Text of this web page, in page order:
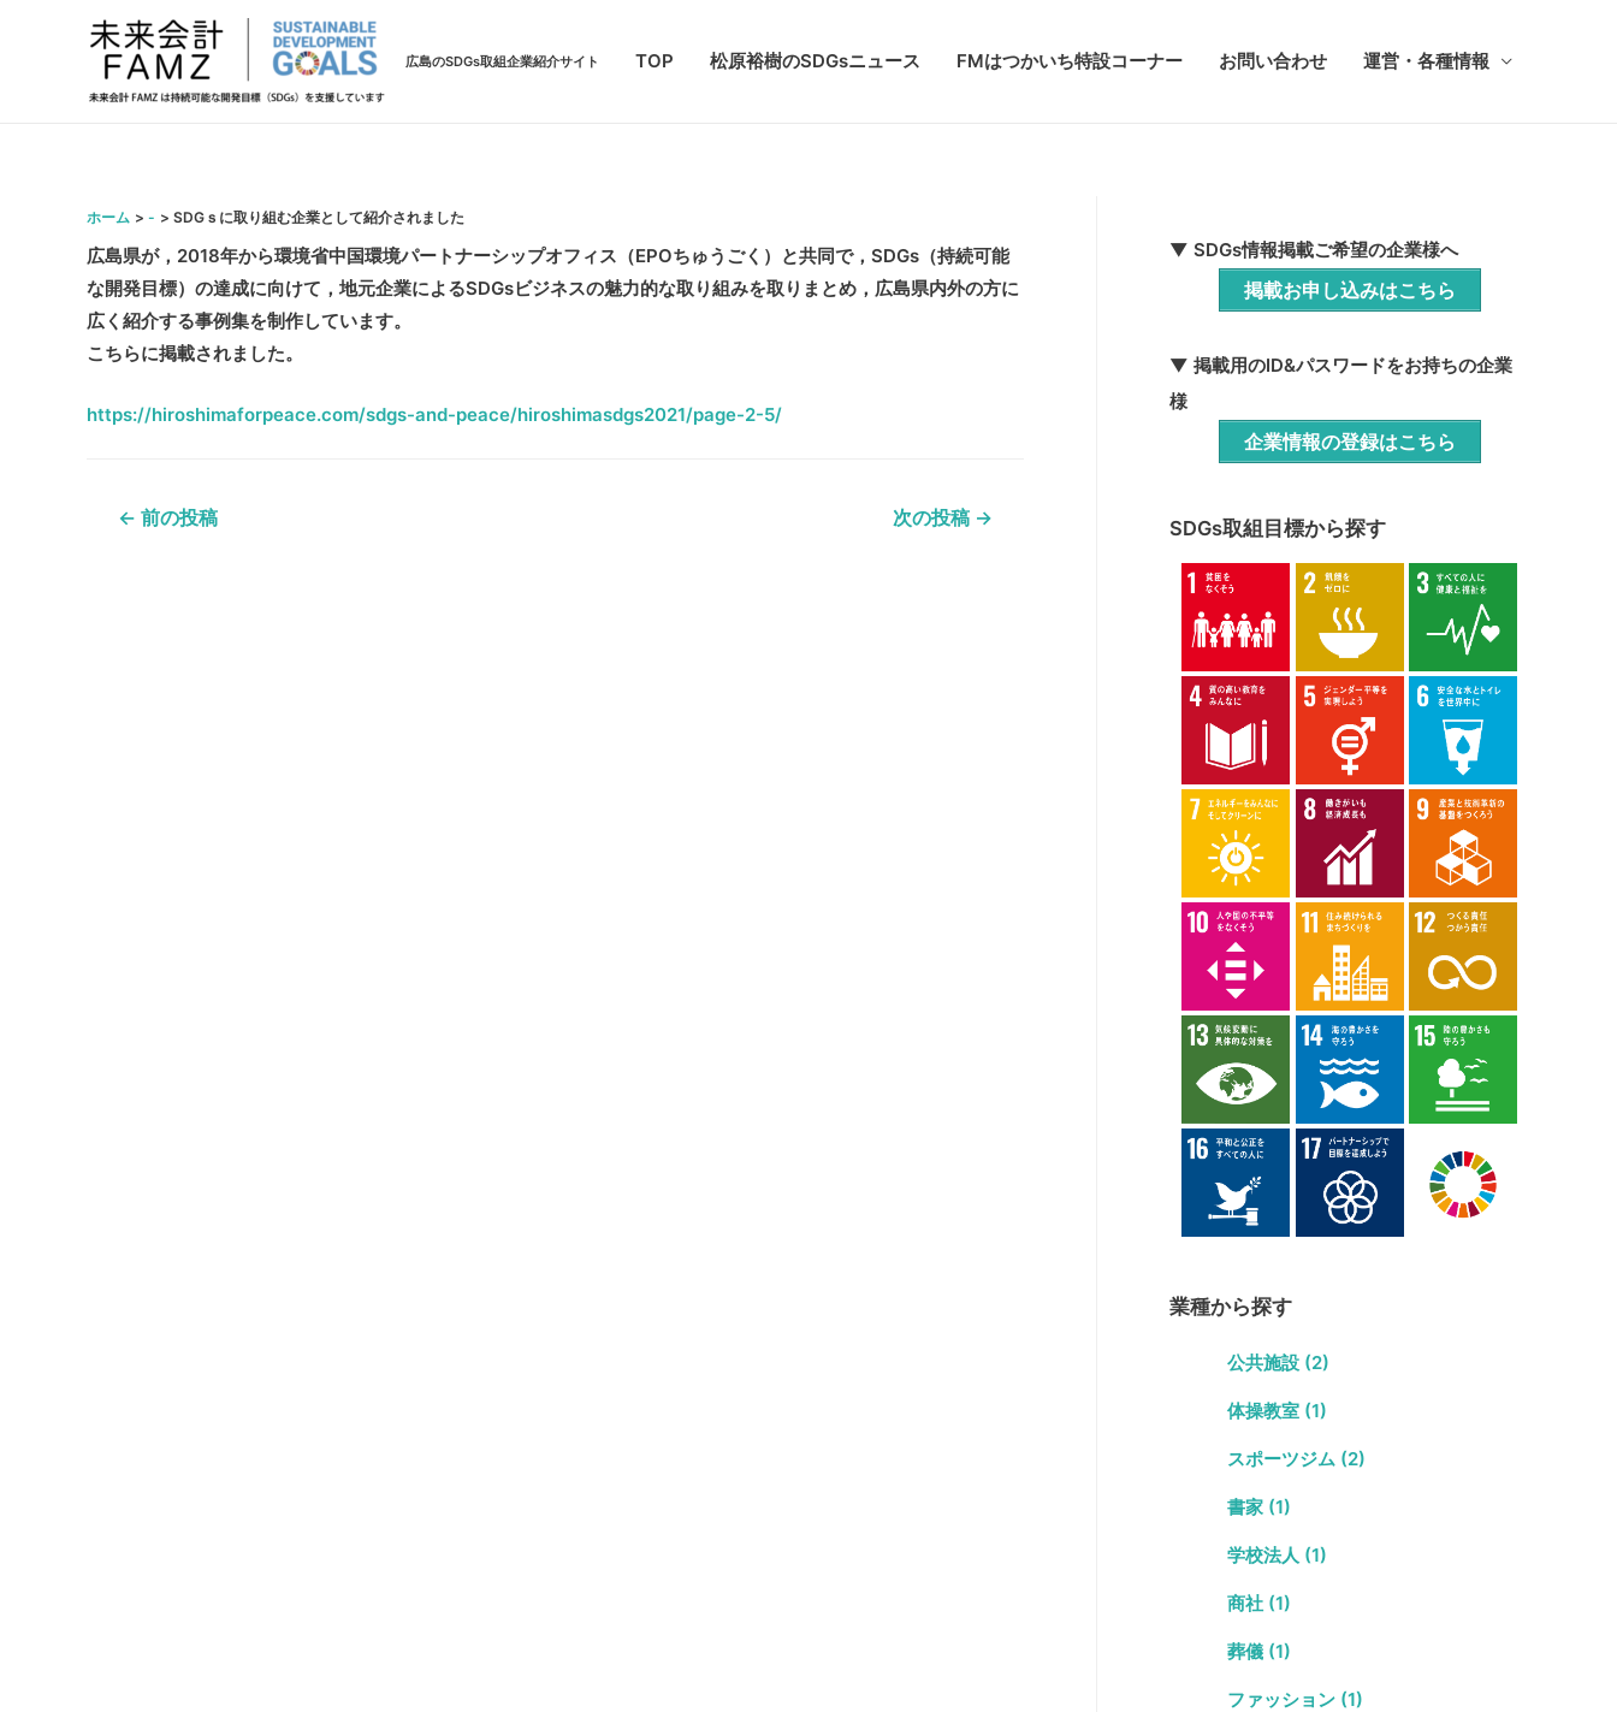
広島のSDGs取組企業紹介サイト TOP 松原裕樹のSDGsニュース FMはつかいち特設コーナー お問い合わせ 運営・各種情報
ホーム - SDGｓに取り組む企業として紹介されました
広島県が，2018年から環境省中国環境パートナーシップオフィス（EPOちゅうごく）と共同で，SDGs（持続可能
な開発目標）の達成に向けて，地元企業によるSDGsビジネスの魅力的な取り組みを取りまとめ，広島県内外の方に
広く紹介する事例集を制作しています。
こちらに掲載されました。
https://hiroshimaforpeace.com/sdgs-and-peace/hiroshimasdgs2021/page-2-5/
投← 前の投稿 次の投稿 →
▼ SDGs情報掲載ご希望の企業様へ
掲載お申し込みはこちら
▼ 掲載用のID&パスワードをお持ちの企業
様
企業情報の登録はこちら
SDGs取組目標から探す
業種から探す
公共施設 (2)
体操教室 (1)
スポーツジム (2)
書家 (1)
学校法人 (1)
商社 (1)
葬儀 (1)
ファッション (1)